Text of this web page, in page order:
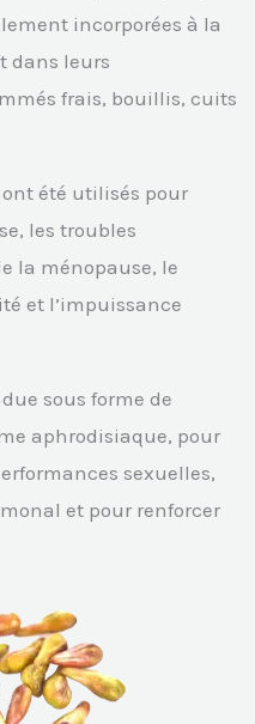
incorporées à la
dans leurs
frais, bouillis, cuits
été utilisés pour
les troubles
la ménopause, le
et l’impuissance
sous forme de
aphrodisiaque, pour
sexuelles,
et pour renforcer